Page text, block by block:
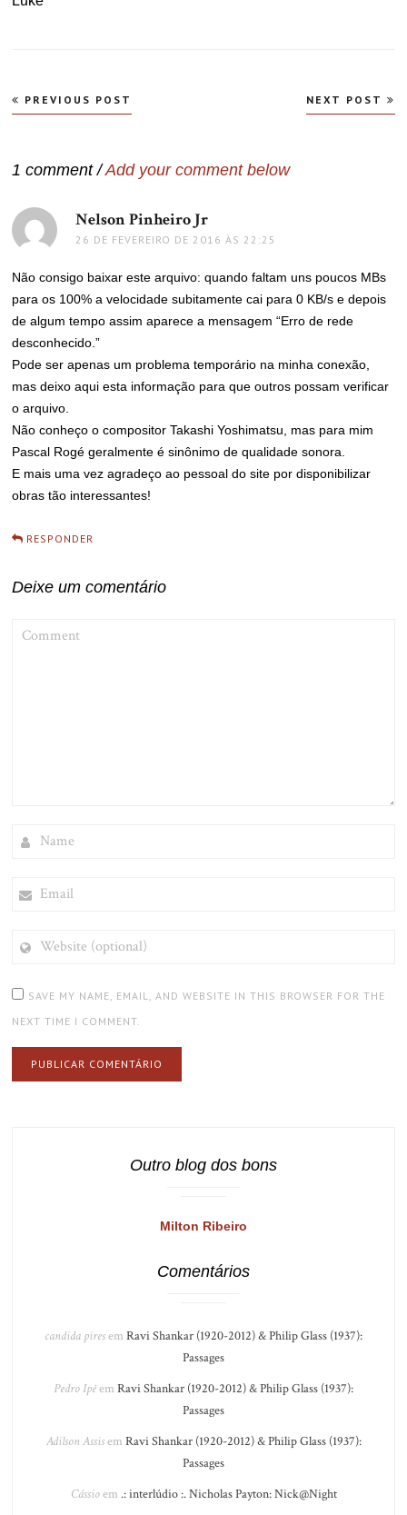
Navegação
de
PREVIOUS POST NEXT POST
1 comment /Add your comment below
Nelson Pinheiro Jr
26 DE FEVEREIRO DE 2016 ÀS 22:25
Não consigo baixar este arquivo: quando faltam uns poucos MBs
para os 100% a velocidade subitamente cai para 0 KB/s e depois
de algum tempo assim aparece a mensagem “Erro de rede
desconhecido.”
Pode ser apenas um problema temporário na minha conexão,
mas deixo aqui esta informação para que outros possam verificar
o arquivo.
Não conheço o compositor Takashi Yoshimatsu, mas para mim
Pascal Rogé geralmente é sinônimo de qualidade sonora.
E mais uma vez agradeço ao pessoal do site por disponibilizar
obras tão interessantes!
RESPONDER
Deixe um comentário
(OPTIONAL)
SAVE MY NAME, EMAIL, AND WEBSITE IN THIS BROWSER FOR THE
NEXT TIME I COMMENT.
Outro blog dos bons
Milton Ribeiro
Comentários
candida piresem Ravi Shankar (1920-2012) & Philip Glass (1937):
Passages
Pedro Ipêem Ravi Shankar (1920-2012) & Philip Glass (1937):
Passages
Adilson Assisem Ravi Shankar (1920-2012) & Philip Glass (1937):
Passages
Cássioem .: interlúdio :. Nicholas Payton: Nick@Night